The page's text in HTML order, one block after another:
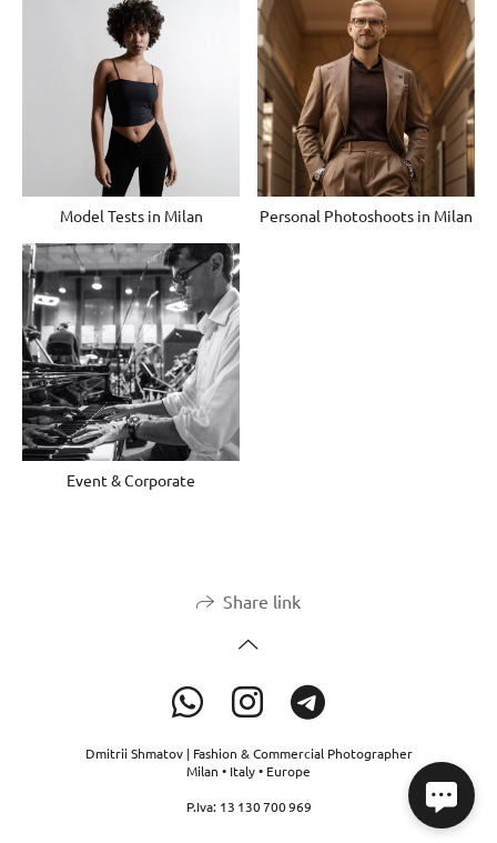
Model Tests in Milan Personal Photoshoots in Milan
Event & Corporate
Share link
Dmitrii Shmatov | Fashion & Commercial Photographer
Milan • Italy • Europe
P.Iva: 13 130 700 969